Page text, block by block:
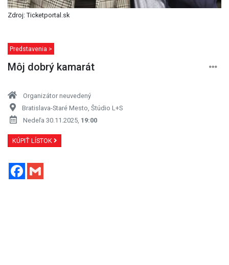
Zdroj: Ticketportal.sk
Predstavenia >
Môj dobrý kamarát
Organizátor neuvedený
Bratislava-Staré Mesto, Štúdio L+S
Nedeľa 30.11.2025, 19:00
KÚPIŤ LÍSTOK
Facebook